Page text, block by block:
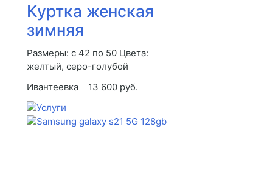
Куртка женская
зимняя
Размеры: с 42 по 50 Цвета:
желтый, серо-голубой
Ивантеевка
13 600 руб.